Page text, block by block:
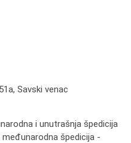
Savski venac
i unutrašnja špedicija
špedicija -